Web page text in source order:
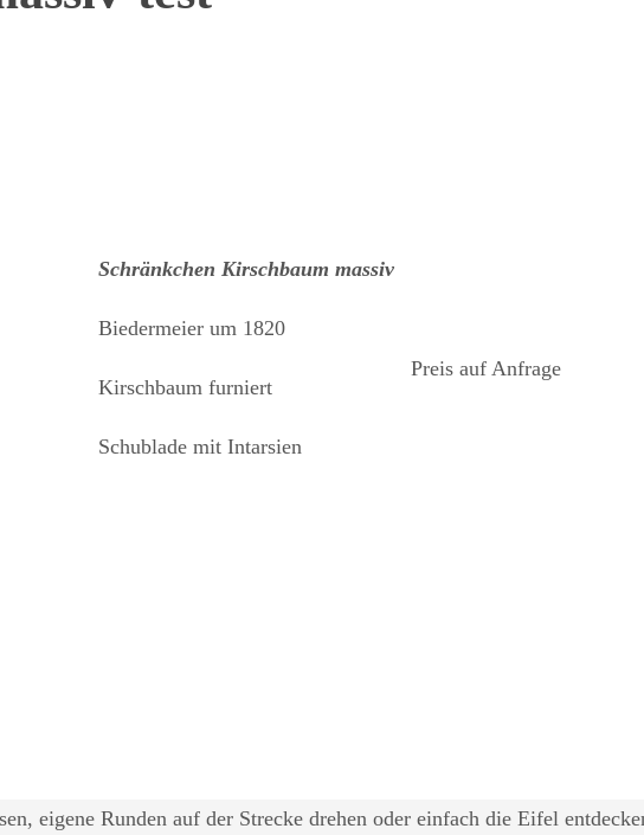
Schränkchen Kirschbaum massiv
Biedermeier um 1820
Kirschbaum furniert
Schublade mit Intarsien
Preis auf Anfrage
eigene Runden auf der Strecke drehen oder einfach die Eifel